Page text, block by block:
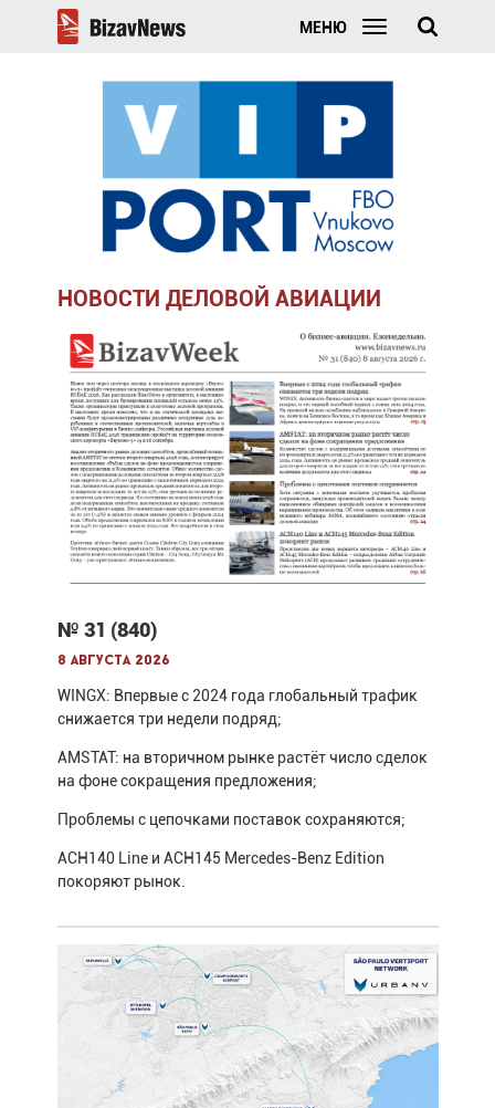
МЕНЮ
НОВОСТИ ДЕЛОВОЙ АВИАЦИИ
№ 31 (840)
8 августа 2026
WINGX: Впервые с 2024 года глобальный трафик
снижается три недели подряд;
AMSTAT: на вторичном рынке растёт число сделок
на фоне сокращения предложения;
Проблемы с цепочками поставок сохраняются;
ACH140 Line и ACH145 Mercedes-Benz Edition
покоряют рынок.